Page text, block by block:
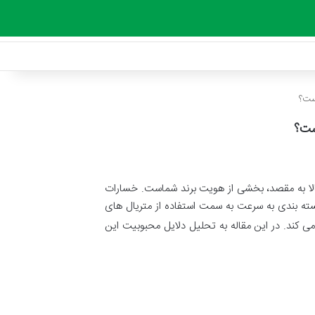
به مقصد، بخشی از هویت برند شماست. خسارات
بندی به سرعت به سمت استفاده از متریال های
کند. در این مقاله به تحلیل دلایل محبوبیت این